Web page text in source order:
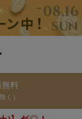
料
く）